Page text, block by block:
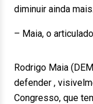
diminuir ainda mais.
– Maia, o
Rodrigo Maia
defender ,
Congresso, que